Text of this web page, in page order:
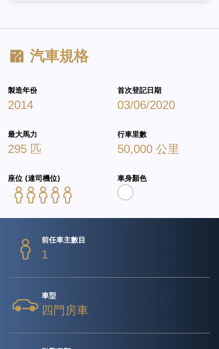
汽車規格
製造年份
2014
首次登記日期
03/06/2020
最大馬力
295 匹
行車里數
50,000 公里
座位 (連司機位) 車身顏色
前任車主數目
1
車型
四門房車